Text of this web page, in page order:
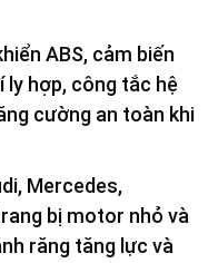
ABS, cảm biến
ly hợp, công tắc hệ
cường an toàn khi
Mercedes,
bị motor nhỏ và
răng tăng lực và